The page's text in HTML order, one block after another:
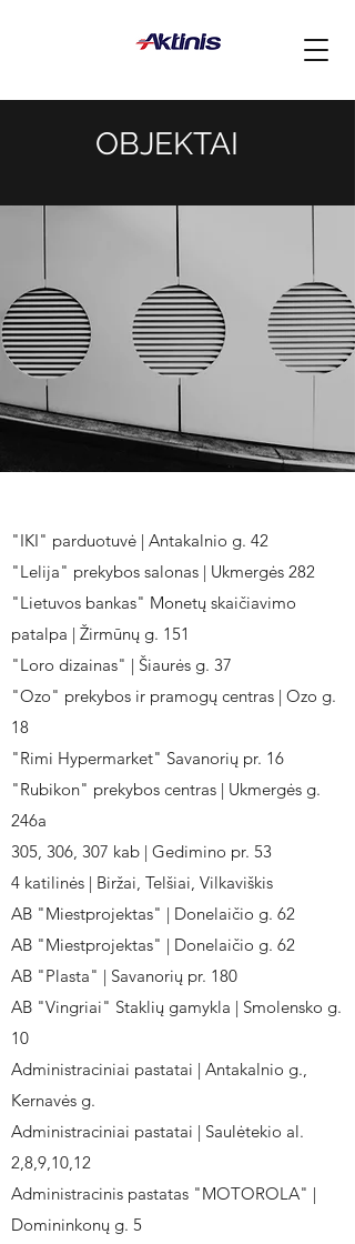
OBJEKTAI
"IKI" parduotuvė | Antakalnio g. 42
"Lelija" prekybos salonas | Ukmergės 282
"Lietuvos bankas" Monetų skaičiavimo
patalpa | Žirmūnų g. 151
"Loro dizainas" | Šiaurės g. 37
"Ozo" prekybos ir pramogų centras | Ozo g.
18
"Rimi Hypermarket" Savanorių pr. 16
"Rubikon" prekybos centras | Ukmergės g.
246a
305, 306, 307 kab | Gedimino pr. 53
4 katilinės | Biržai, Telšiai, Vilkaviškis
AB "Miestprojektas" | Donelaičio g. 62
AB "Miestprojektas" | Donelaičio g. 62
AB "Plasta" | Savanorių pr. 180
AB "Vingriai" Staklių gamykla | Smolensko g.
10
Administraciniai pastatai | Antakalnio g.,
Kernavės g.
Administraciniai pastatai | Saulėtekio al.
2,8,9,10,12
Administracinis pastatas "MOTOROLA" |
Domininkonų g. 5